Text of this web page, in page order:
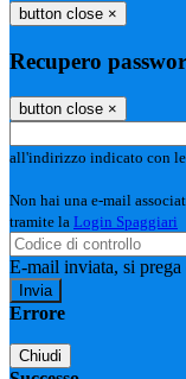
button close ×
Recupero
button close ×
all'indirizzo indicato con
Non hai una e-mail
tramite la Login Spaggiari
E-mail inviata, si
Errore
Chiudi